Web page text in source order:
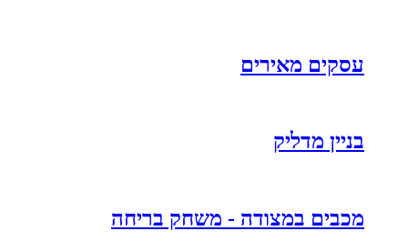
עסקים מאירים
בניין מדליק
מכבים במצודה - משחק בריחה